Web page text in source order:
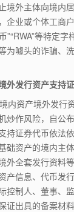
境外主体向境内
企业或个体工商
”“RWA”等特定字
为噱头的诈骗、
外发行资产支持
内资产境外发行
炒作风险，自公
证券代币依法
础资产的境内主
外全套发行资料
产信息、代币发
控制人、董事、
证出具的备案材